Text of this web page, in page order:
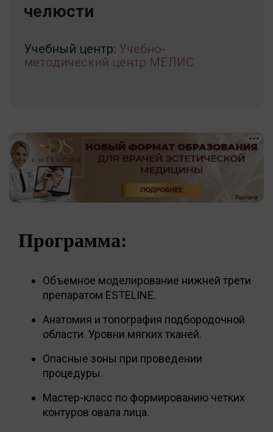
челюсти
Учебный центр: Учебно-
методический центр МЕЛИС
Программа:
Объемное моделирование нижней трети
препаратом ESTELINE.
Анатомия и топография подбородочной
области. Уровни мягких тканей.
Опасные зоны при проведении
процедуры.
Мастер-класс по формированию четких
контуров овала лица.